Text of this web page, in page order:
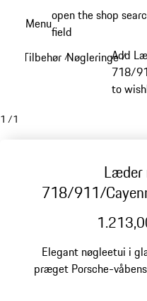
Menuopen the shop
field
Tilbehør /Nøgleringe/
Add
718/
to
1 /1
Læder
718/911/
Elegant nøgleetui i
præget Porsche-